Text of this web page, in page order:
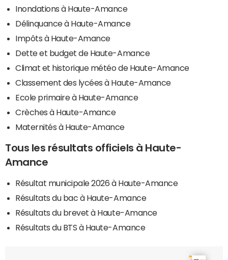
Inondations à Haute-Amance
Délinquance à Haute-Amance
Impôts à Haute-Amance
Dette et budget de Haute-Amance
Climat et historique météo de Haute-Amance
Classement des lycées à Haute-Amance
Ecole primaire à Haute-Amance
Crèches à Haute-Amance
Maternités à Haute-Amance
Tous les résultats officiels à Haute-
Amance
Résultat municipale 2026 à Haute-Amance
Résultats du bac à Haute-Amance
Résultats du brevet à Haute-Amance
Résultats du BTS à Haute-Amance